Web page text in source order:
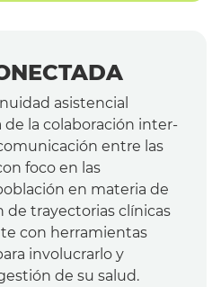
asistencial
la colaboración inter-
entre las
foco en las
en materia de
de trayectorias clínicas
con herramientas
involucrarlo y
de su salud.